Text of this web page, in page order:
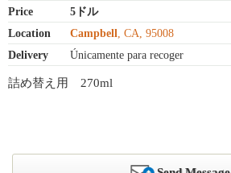
Price
5ドル
Location
Campbell, CA, 95008
Delivery
Únicamente para recoger
詰め替え用 270ml